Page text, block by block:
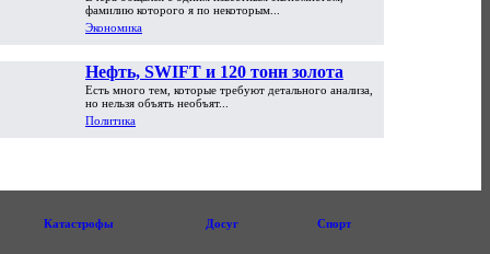
фамилию которого я по некоторым...
Экономика
Нефть, SWIFT и 120 тонн золота
Есть много тем, которые требуют детального анализа,
но нельзя объять необъят...
Политика
Катастрофы Досуг Спорт